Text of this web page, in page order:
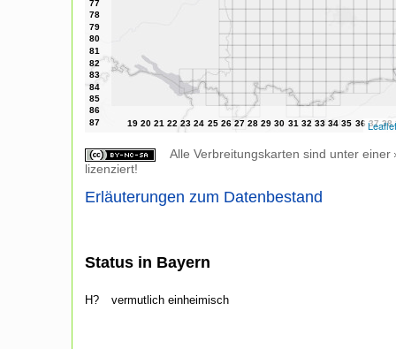
Leaflet
Alle Verbreitungskarten sind unter einer
lizenziert!
Erläuterungen zum Datenbestand
Status in Bayern
H? vermutlich einheimisch